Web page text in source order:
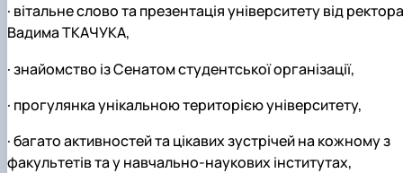
· вітальне слово та презентація університету від ректора
Вадима ТКАЧУКА,
·знайомство із Сенатом студентської організації,
· прогулянка унікальною територією університету,
·багато активностей та цікавих зустрічей на кожному з
факультетів та у навчально-наукових інститутах,